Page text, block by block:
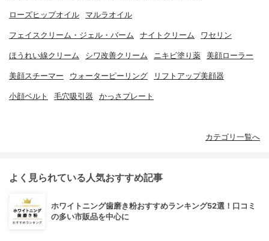
ローズヒップオイル マルラオイル
フェイスクリーム・ジェル・バーム ナイトクリーム ワセリン
ほうれい線クリーム シワ改善クリーム ニキビ塗り薬 美顔ローラー
美顔スチーマー ウォーターピーリング リフトアップ美顔器
小顔ベルト 毛穴吸引器 かっさプレート
カテゴリ一覧へ
よく見られている人気おすすめ記事
ホワイトニング歯磨き粉おすすめランキング52選！口コミ
の多い市販品を中心に